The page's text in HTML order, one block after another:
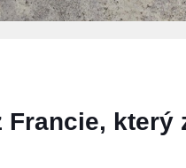
Francie, který